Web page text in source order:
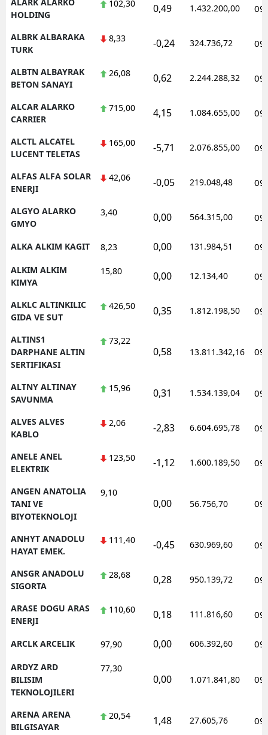
HOLDING
102,30 0,49 1.432.200,00
ALBRK ALBARAKA
TURK
8,33 -0,24 324.736,72
ALBTN ALBAYRAK
BETON SANAYI
26,08 0,62 2.244.288,32
ALCAR ALARKO
CARRIER
715,00 4,15 1.084.655,00
ALCTL ALCATEL
LUCENT TELETAS
165,00 -5,71 2.076.855,00
ALFAS ALFA SOLAR
ENERJI
42,06 -0,05 219.048,48
ALGYO ALARKO
GMYO
3,40 0,00 564.315,00
ALKA ALKIM KAGIT 8,23 0,00 131.984,51
ALKIM ALKIM
KIMYA
15,80 0,00 12.134,40
ALKLC ALTINKILIC
GIDA VE SUT
426,50 0,35 1.812.198,50
ALTINS1
DARPHANE ALTIN
SERTIFIKASI
73,22
0,58 13.811.342,16
ALTNY ALTINAY
SAVUNMA
15,96 0,31 1.534.139,04
ALVES ALVES
KABLO
2,06 -2,83 6.604.695,78
ANELE ANEL
ELEKTRIK
123,50 -1,12 1.600.189,50
ANGEN ANATOLIA
TANI VE
BIYOTEKNOLOJI
9,10
0,00 56.756,70
ANHYT ANADOLU
HAYAT EMEK.
111,40 -0,45 630.969,60
ANSGR ANADOLU
SIGORTA
28,68 0,28 950.139,72
ARASE DOGU ARAS
ENERJI
110,60 0,18 111.816,60
ARCLK ARCELIK 97,90 0,00 606.392,60
ARDYZ ARD
BILISIM
TEKNOLOJILERI
77,30
0,00 1.071.841,80
ARENA ARENA
BILGISAYAR
20,54 1,48 27.605,76